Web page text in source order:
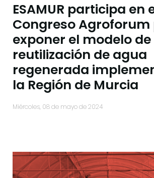
ESAMUR participa en
Congreso Agroforum
exponer el modelo de
reutilización de agua
regenerada
la Región de Murcia
miércoles, 08 de mayo de 2024